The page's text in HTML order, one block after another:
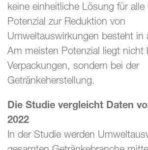
keine einheitliche Lösung für alle
Potenzial zur Reduktion von
Umweltauswirkungen besteht in
Am meisten Potenzial liegt nicht
Verpackungen, sondern bei der
Getränkeherstellung.
Die Studie vergleicht Daten
2022
In der Studie werden